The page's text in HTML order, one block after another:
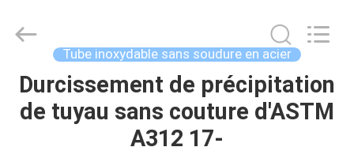
MAISON
STEEL
INDUSTRIAL
Rights
Reserved.
Tube inoxydable sans soudure en acier
Durcissement de précipitation
de tuyau sans couture d'ASTM
A312 17-